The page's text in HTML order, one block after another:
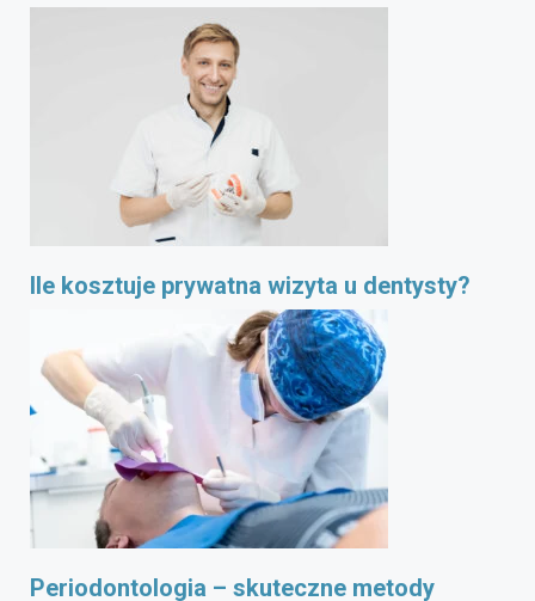
Ile kosztuje prywatna wizyta u dentysty?
Periodontologia – skuteczne metody